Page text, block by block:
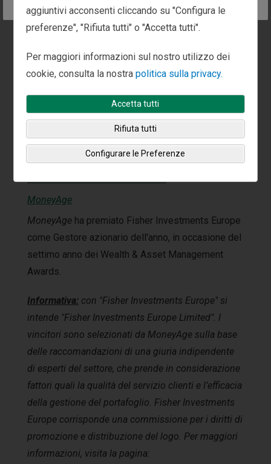
MoneyAge
MoneyAge ha premiato Fisher Investments Europe
come Gestore azionario dell'anno, in occasione del
settimo anno dei Wealth & Asset Management
Awards.
Informativa: con "Fisher Investments Europe" si
intende "Fisher Investments Europe Limited". I
vincitori sono selezionati da MoneyAge sulla base
delle raccomandazioni di una giuria indipendente
di esperti del settore, che prende in considerazione
fattori quali la qualità del servizio clienti e l’efficacia
della gestione del portafoglio. Fisher Investments
Europe corrisponde una commissione per i diritti di
promozione e distribuzione del logo. Per maggiori
informazioni, visita la pagina:
aggiuntivi acconsenti cliccando su "Configura le
preferenze", "Rifiuta tutti" o "Accetta tutti".
Per maggiori informazioni sul nostro utilizzo dei
cookie, consulta la nostra politica sulla privacy.
Accetta tutti
Rifiuta tutti
Configurare le Preferenze